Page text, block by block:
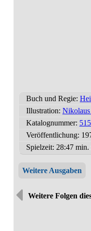
Buch und Regie:
Illustration:
Katalognummer:
Veröffentlichung:
Spielzeit: 28:47
Weitere Ausgaben
Weitere Folgen